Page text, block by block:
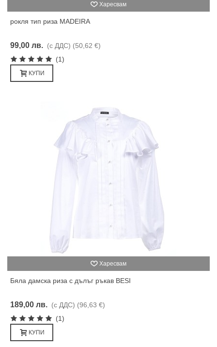
Харесвам
рокля тип риза MADEIRA
99,00 лв. (с ДДС) (50,62 €)
(1)
КУПИ
Харесвам
Бяла дамска риза с дълъг ръкав BESI
189,00 лв. (с ДДС) (96,63 €)
(1)
КУПИ